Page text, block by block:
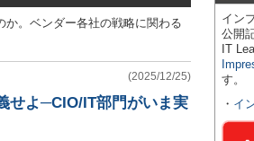
。ベンダー各社の戦略に関わる
(2025/12/25)
せよ─CIO/IT部門がいま実
イン
公開
IT
す。
・ イ